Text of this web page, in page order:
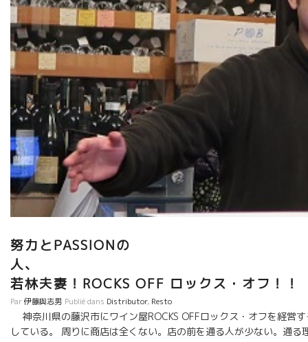
努力とPASSIONの
人
若林夫妻！ROCKS OFF ロックス・オフ！！
Par伊藤與志男 Publié dans Distributor, Resto
神奈川県の藤沢市にワイン屋ROCKS OFFロックス・オフを経営
している。 周りに商店は全くない。店の前を通る人が少ない。通